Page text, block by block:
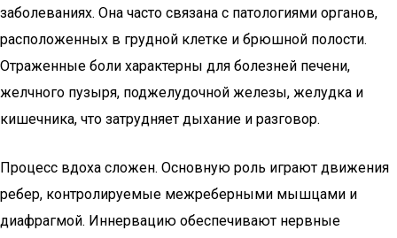
заболеваниях. Она часто связана с патологиями органов,
расположенных в грудной клетке и брюшной полости.
Отраженные боли характерны для болезней печени,
желчного пузыря, поджелудочной железы, желудка и
кишечника, что затрудняет дыхание и разговор.
Процесс вдоха сложен. Основную роль играют движения
ребер, контролируемые межреберными мышцами и
диафрагмой. Иннервацию обеспечивают нервные